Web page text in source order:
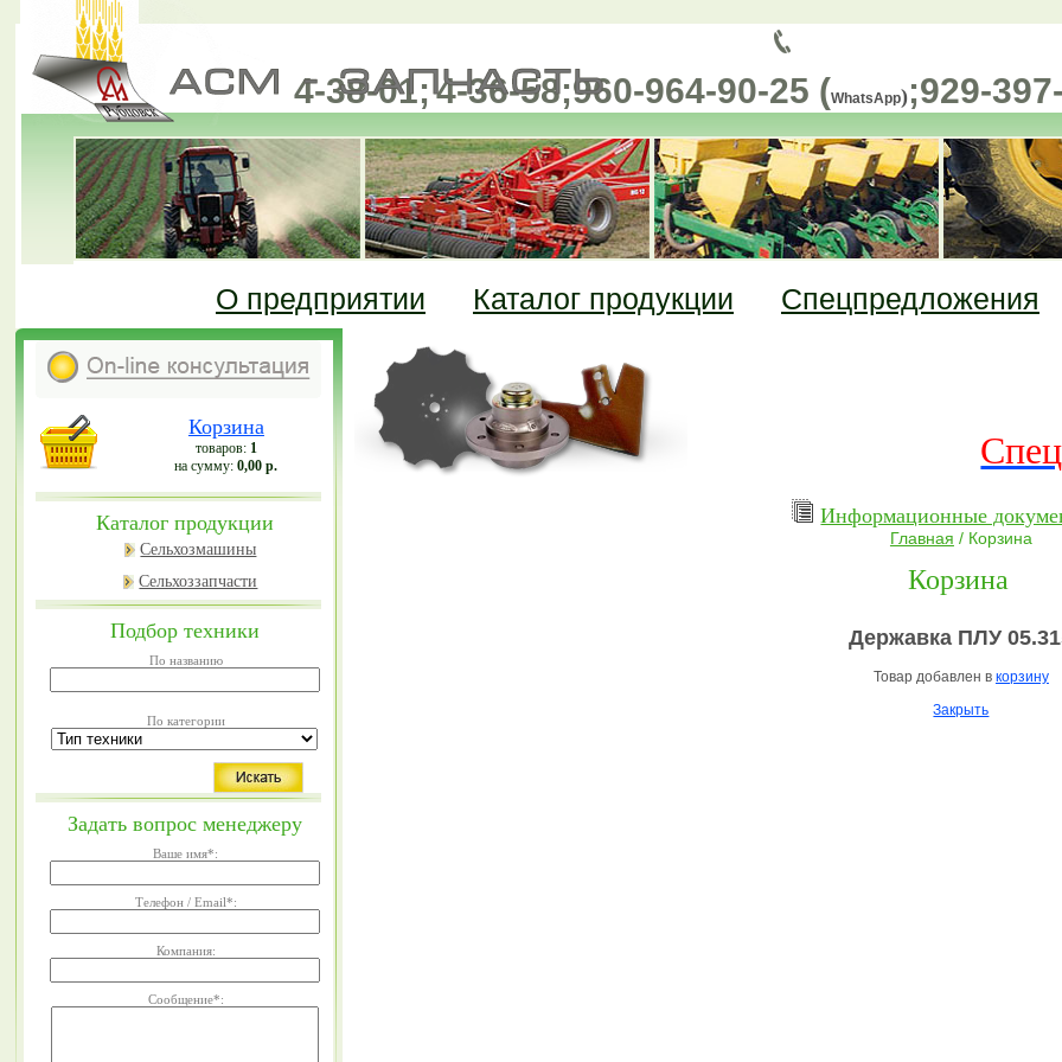
(385-57) 4-38-01; 4-36-58;960-964-90-25 (WhatsApp);929-
О предприятии Каталог продукции Спецпредложения
Корзина
товаров: 1
на сумму:0,00 р.
Каталог продукции
Сельхозмашины
Сельхоззапчасти
Подбор техники
По названию
По категории
Задать вопрос менеджеру
Ваше имя*:
Телефон / Email*:
Компания:
Сообщение*:
Информационные
Главная / Корзина
Корзина
Державка ПЛУ
Товар добавлен в корзину
Закрыть